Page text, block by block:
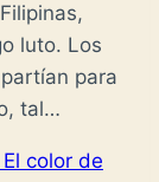
luto. Los
para
tal…
color de